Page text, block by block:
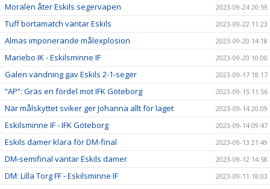
Moralen åter Eskils segervapen 2023-09-24 20:59
Tuff bortamatch väntar Eskils 2023-09-22 11:23
Almas imponerande målexplosion 2023-09-20 14:18
Mariebo IK - Eskilsminne IF 2023-09-20 10:00
Galen vändning gav Eskils 2-1-seger 2023-09-17 18:17
”AP”: Gräs en fördel mot IFK Göteborg 2023-09-15 11:56
När målskyttet sviker ger Johanna allt för laget 2023-09-14 20:09
Eskilsminne IF - IFK Göteborg 2023-09-14 09:47
Eskils damer klara för DM-final 2023-09-13 21:49
DM-semifinal väntar Eskils damer 2023-09-12 14:58
DM: Lilla Torg FF - Eskilsminne IF 2023-09-11 18:03